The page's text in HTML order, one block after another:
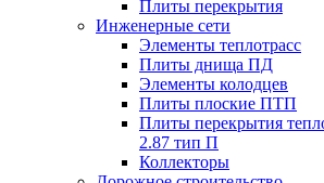
Плиты перекрытия
Инженерные сети
Элементы теплотрасс
Плиты днища ПД
Элементы колодцев
Плиты плоские ПТП
Плиты перекрытия
2.87 тип П
Коллекторы